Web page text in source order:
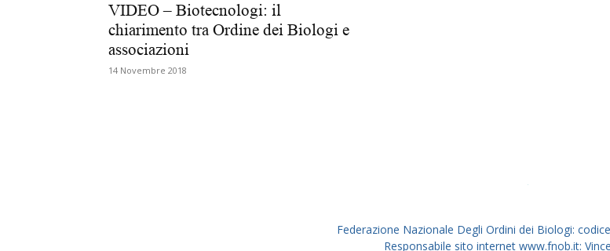
VIDEO – Biotecnologi: il
chiarimento tra Ordine dei Biologi e
associazioni
14 Novembre 2018
Federazione Nazionale Degli Ordini dei Biologi:
Responsabile sito internet www.fnob.it: